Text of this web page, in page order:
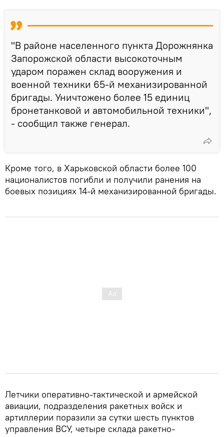
"В районе населенного пункта Дорожнянка
Запорожской области высокоточным
ударом поражен склад вооружения и
военной техники 65-й механизированной
бригады. Уничтожено более 15 единиц
бронетанковой и автомобильной техники",
- сообщил также генерал.
Кроме того, в Харьковской области более 100
националистов погибли и получили ранения на
боевых позициях 14-й механизированной бригады.
Летчики оперативно-тактической и армейской
авиации, подразделения ракетных войск и
артиллерии поразили за сутки шесть пунктов
управления ВСУ, четыре склада ракетно-